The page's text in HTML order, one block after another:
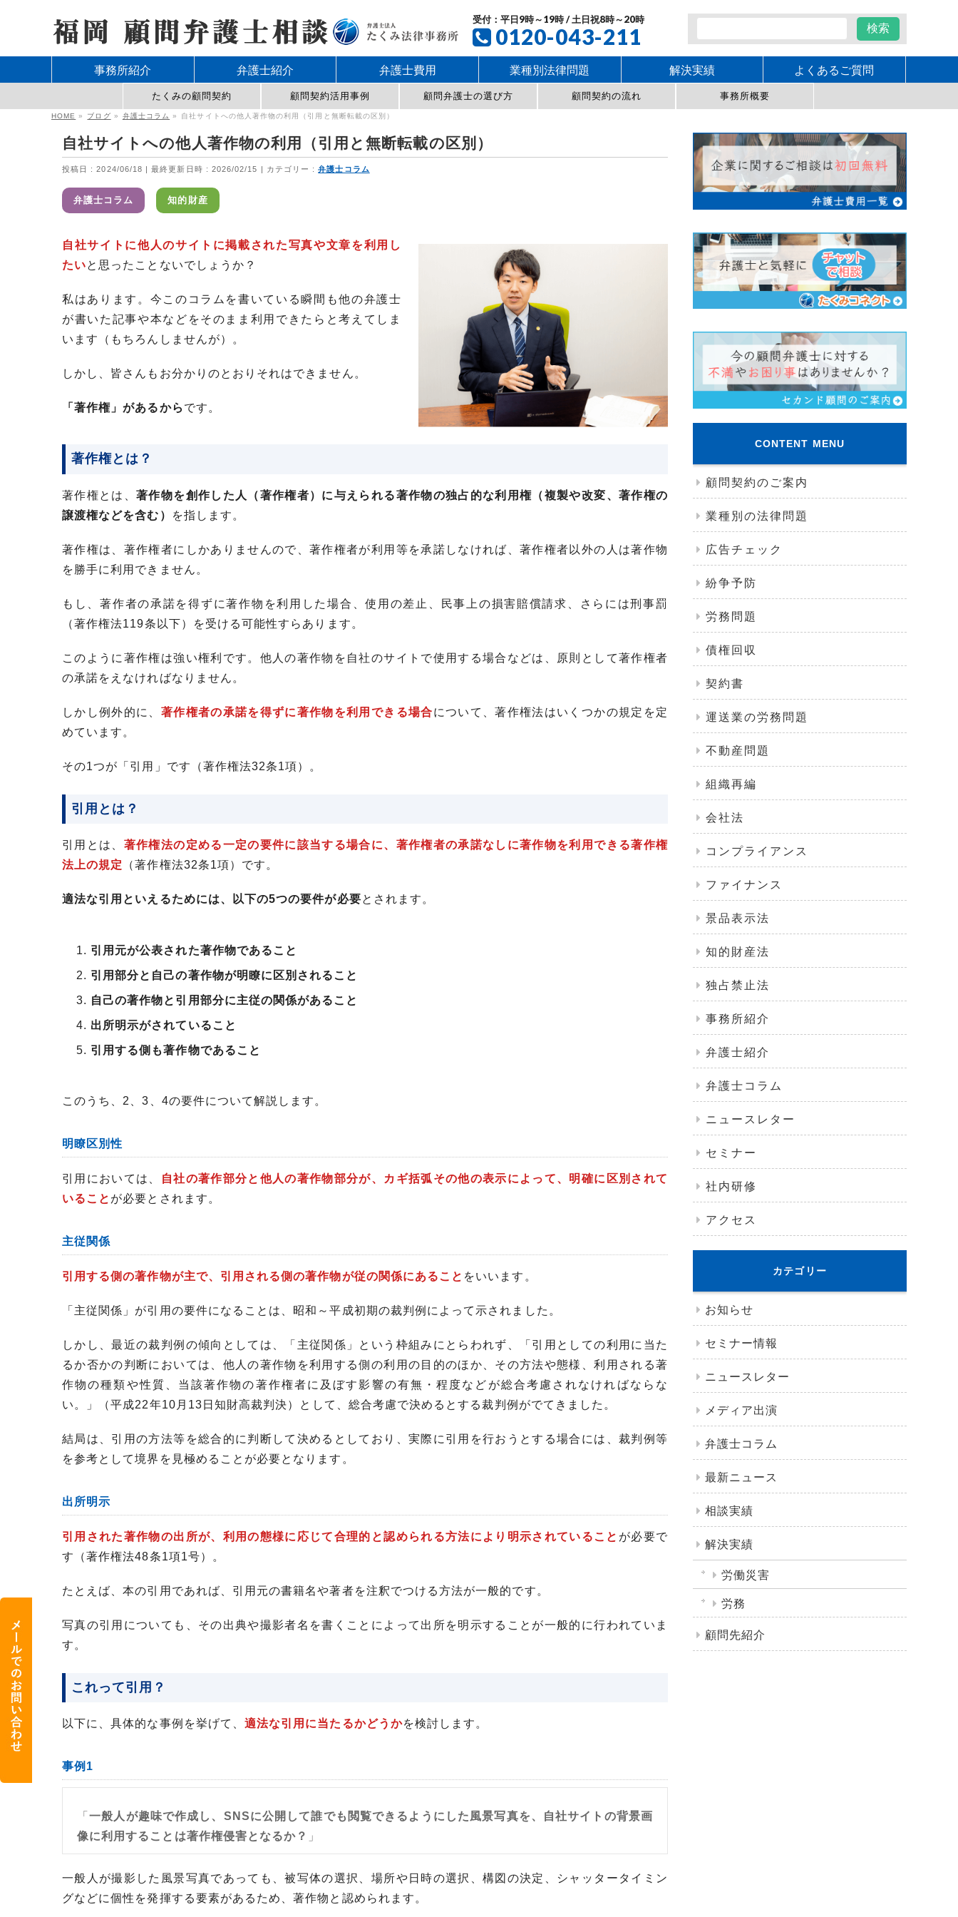
受付：平日9時～19時 / 土日祝8時～20時
0120-043-211
事務所紹介 弁護士紹介 弁護士費用 業種別法律問題 解決実績 よくあるご質問
たくみの顧問契約 顧問契約活用事例 顧問弁護士の選び方 顧問契約の流れ 事務所概要
HOME » ブログ » 弁護士コラム » 自社サイトへの他人著作物の利用（引用と無断転載の区別）
自社サイトへの他人著作物の利用（引用と無断転載の区別）
投稿日 : 2024/06/18 最終更新日時 : 2026/02/15 カテゴリー :弁護士コラム
弁護士コラム 知的財産
自社サイトに他人のサイトに掲載された写真や文章を利用し
たいと思ったことないでしょうか？
私はあります。今このコラムを書いている瞬間も他の弁護士
が書いた記事や本などをそのまま利用できたらと考えてしま
います（もちろんしませんが）。
しかし、皆さんもお分かりのとおりそれはできません。
「著作権」があるから です。
著作権とは？
著作権とは、著作物を創作した人（著作権者）に与えられる著作物の独占的な利用権（複製や改変、著作権の
譲渡権などを含む）
を指します。
著作権は、著作権者にしかありませんので、著作権者が利用等を承諾しなければ、著作権者以外の人は著作物
を勝手に利用できません。
もし、著作者の承諾を得ずに著作物を利用した場合、使用の差止、民事上の損害賠償請求、さらには刑事罰
（著作権法119条以下）を受ける可能性すらあります。
このように著作権は強い権利です。他人の著作物を自社のサイトで使用する場合などは、原則として著作権者
の承諾をえなければなりません。
しかし例外的に、 著作権者の承諾を得ずに著作物を利用できる場合について、著作権法はいくつかの規定を定
めています。
その1つが「引用」です（著作権法32条1項）。
引用とは？
引用とは、 著作権法の定める一定の要件に該当する場合に、著作権者の承諾なしに著作物を利用できる著作権
法上の規定
（著作権法32条1項）です。
適法な引用といえるためには、以下の5つの要件が必要とされます。
引用元が公表された著作物であること
引用部分と自己の著作物が明瞭に区別されること
自己の著作物と引用部分に主従の関係があること
出所明示がされていること
引用する側も著作物であること
このうち、2、3、4の要件について解説します。
明瞭区別性
引用においては、
自社の著作部分と他人の著作物部分が、カギ括弧その他の表示によって、明確に区別されて
いること が必要とされます。
主従関係
引用する側の著作物が主で、引用される側の著作物が従の関係にあること をいいます。
「主従関係」が引用の要件になることは、昭和～平成初期の裁判例によって示されました。
しかし、最近の裁判例の傾向としては、「主従関係」という枠組みにとらわれず、「引用としての利用に当た
るか否かの判断においては、他人の著作物を利用する側の利用の目的のほか、その方法や態様、利用される著
作物の種類や性質、当該著作物の著作権者に及ぼす影響の有無・程度などが総合考慮されなければならな
い。」（平成22年10月13日知財高裁判決）として、総合考慮で決めるとする裁判例がでてきました。
結局は、引用の方法等を総合的に判断して決めるとしており、実際に引用を行おうとする場合には、裁判例等
を参考として境界を見極めることが必要となります。
出所明示
引用された著作物の出所が、利用の態様に応じて合理的と認められる方法により明示されていること が必要で
す（著作権法48条1項1号）。
たとえば、本の引用であれば、引用元の書籍名や著者を注釈でつける方法が一般的です。
写真の引用についても、その出典や撮影者名を書くことによって出所を明示することが一般的に行われていま
す。
これって引用？
以下に、具体的な事例を挙げて、 適法な引用に当たるかどうかを検討します。
事例1
「一般人が趣味で作成し、SNSに公開して誰でも閲覧できるようにした風景写真を、自社サイトの背景画
像に利用することは著作権侵害となるか？ 」
一般人が撮影した風景写真であっても、被写体の選択、場所や日時の選択、構図の決定、シャッタータイミン
グなどに個性を発揮する要素があるため、著作物と認められます。
CONTENT MENU
顧問契約のご案内
業種別の法律問題
広告チェック
紛争予防
労務問題
債権回収
契約書
運送業の労務問題
不動産問題
組織再編
会社法
コンプライアンス
ファイナンス
景品表示法
知的財産法
独占禁止法
事務所紹介
弁護士紹介
弁護士コラム
ニュースレター
セミナー
社内研修
アクセス
カテゴリー
お知らせ
セミナー情報
ニュースレター
メディア出演
弁護士コラム
最新ニュース
相談実績
解決実績
労働災害
労務
顧問先紹介